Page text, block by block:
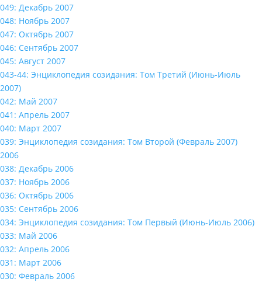
049: Декабрь 2007
048: Ноябрь 2007
047: Октябрь 2007
046: Сентябрь 2007
045: Август 2007
043-44: Энциклопедия созидания: Том Третий (Июнь-Июль
2007)
042: Май 2007
041: Апрель 2007
040: Март 2007
039: Энциклопедия созидания: Том Второй (Февраль 2007)
2006
038: Декабрь 2006
037: Ноябрь 2006
036: Октябрь 2006
035: Сентябрь 2006
034: Энциклопедия созидания: Том Первый (Июнь-Июль 2006)
033: Май 2006
032: Апрель 2006
031: Март 2006
030: Февраль 2006